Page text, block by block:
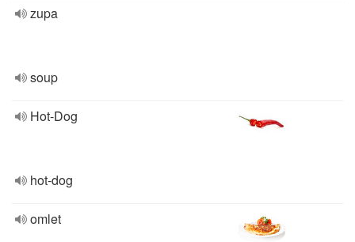
zupa
soup
Hot-Dog
hot-dog
omlet